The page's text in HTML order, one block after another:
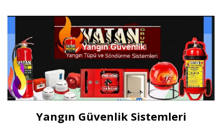
Devamını Oku
Bursa Hassas Yangın ve Duman
Dedektörü Çeşitleri
Bursa duman dedektörü ısı
dedektörü, (pilli duman
multisensörler ve yüksek tavanlı
Yangın Güvenlik Sistemleri